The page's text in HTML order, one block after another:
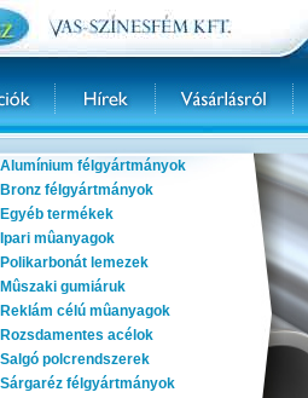
Alumínium félgyártmányok
Bronz félgyártmányok
Egyéb termékek
Ipari mûanyagok
Polikarbonát lemezek
Mûszaki gumiáruk
Reklám célú mûanyagok
Rozsdamentes acélok
Salgó polcrendszerek
Sárgaréz félgyártmányok